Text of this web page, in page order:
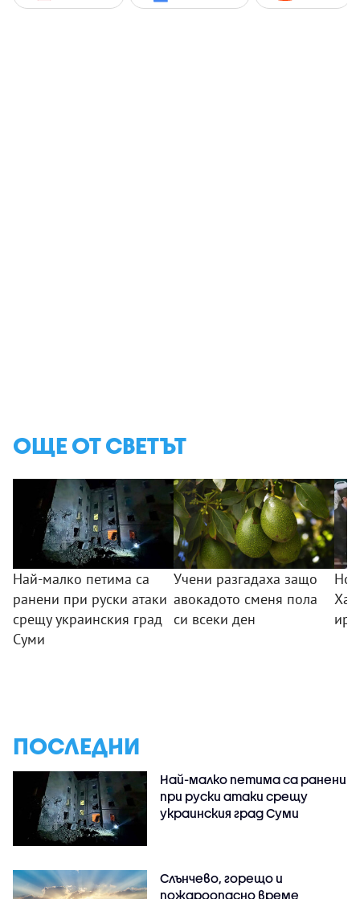
ОЩЕ ОТ СВЕТЪТ
Най-малко петима са
ранени при руски атаки
срещу украинския град
Суми
Учени разгадаха защо
авокадото сменя пола
си всеки ден
ПОСЛЕДНИ
Най-малко петима са ранени
при руски атаки срещу
украинския град Суми
Слънчево, горещо и
пожароопасно време